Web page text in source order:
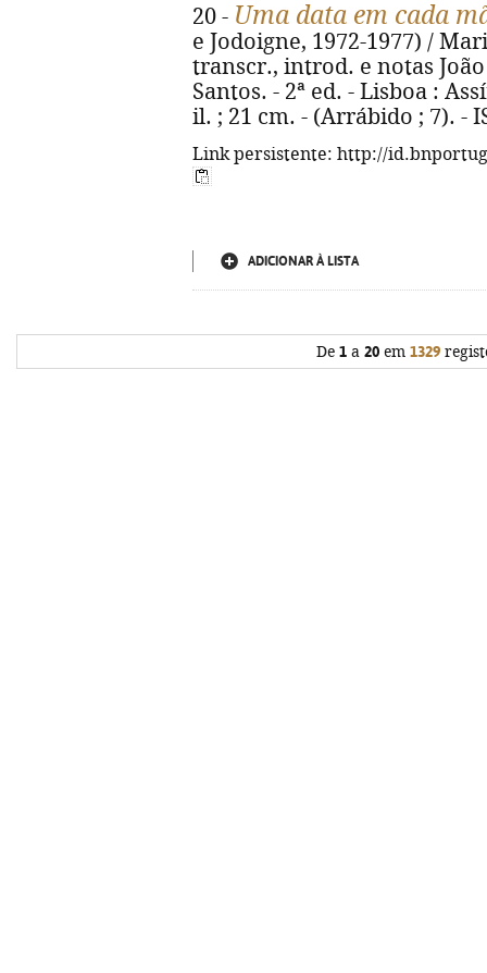
20 - Uma data em cada
e Jodoigne, 1972-1977) /
transcr., introd. e notas
Santos. - 2ª ed. - Lisboa :
il. ; 21 cm. - (Arrábido ; 7). -
Link persistente: http://
ADICIONAR À LISTA
De 1a 20em 1329